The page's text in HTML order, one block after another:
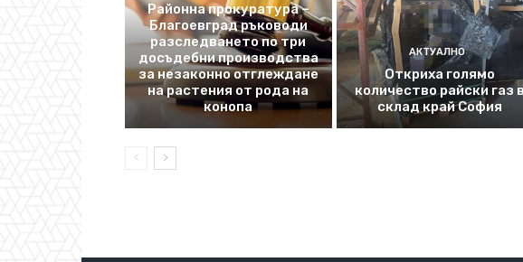
Районна прокуратура –
Благоевград ръководи
разследването по три
досъдебни производства
за незаконно отглеждане
на растения от рода на
конопа
АКТУАЛНО
Откриха голямо
количество райски газ
склад край София